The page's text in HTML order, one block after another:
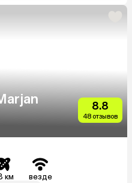
8.8
48 отзывов
км везде